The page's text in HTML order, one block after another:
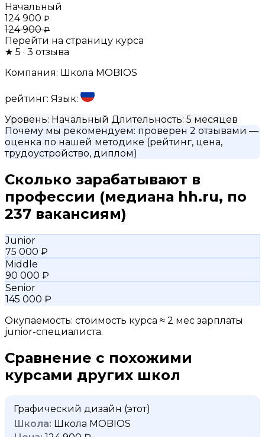
Начальный
124 900 ₽
124 900₽
Перейти на страницу курса
★ 5 · 3 отзыва
Компания: Школа MOBIOS
рейтинг: Язык:
Уровень: Начальный Длительность: 5 месяцев
Почему мы рекомендуем: проверен 2 отзывами —
оценка по нашей методике (рейтинг, цена,
трудоустройство, диплом)
Сколько зарабатывают в
профессии (медиана hh.ru, по
237 вакансиям)
Junior
75 000 ₽
Middle
90 000 ₽
Senior
145 000 ₽
Окупаемость: стоимость курса ≈ 2 мес зарплаты
junior-специалиста.
Сравнение с похожими
курсами других школ
Графический дизайн (этот)
Школа MOBIOS